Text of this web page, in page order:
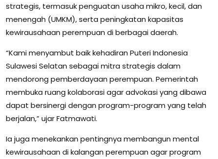
strategis, termasuk penguatan usaha mikro, kecil, dan
menengah (UMKM), serta peningkatan kapasitas
kewirausahaan perempuan di berbagai daerah.
“Kami menyambut baik kehadiran Puteri Indonesia
Sulawesi Selatan sebagai mitra strategis dalam
mendorong pemberdayaan perempuan. Pemerintah
membuka ruang kolaborasi agar advokasi yang dibawa
dapat bersinergi dengan program-program yang telah
berjalan,” ujar Fatmawati.
Ia juga menekankan pentingnya membangun mental
kewirausahaan di kalangan perempuan agar program